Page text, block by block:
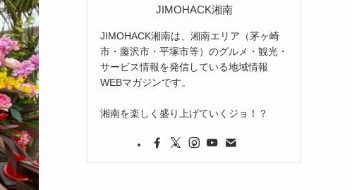
JIMOHACK湘南
JIMOHACK湘南は、湘南エリア（茅ヶ崎
市・藤沢市・平塚市等）のグルメ・観光・
サービス情報を発信している地域情報
WEBマガジンです。
湘南を楽しく盛り上げていくジョ！？